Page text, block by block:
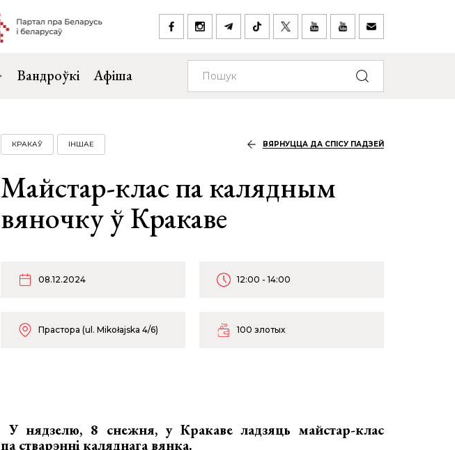
Вандроўкі Афіша
КРАКАЎ ІНШАЕ ВЯРНУЦЦА ДА СПІСУ ПАДЗЕЙ
Майстар-клас па калядным
вяночку ў Кракаве
08.12.2024 12:00 - 14:00
Прастора (ul. Mikołajska 4/6) 100 злотых
У нядзелю, 8 снежня, у Кракаве ладзяць майстар-клас
па стварэнні каляднага вянка.